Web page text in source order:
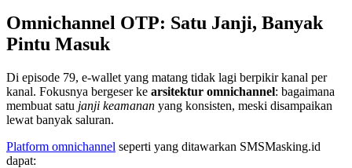
Omnichannel OTP: Satu Janji, Banyak
Pintu Masuk
Di episode 79, e-wallet yang matang tidak lagi berpikir kanal per
kanal. Fokusnya bergeser ke arsitektur omnichannel: bagaimana
membuat satu janji keamanan yang konsisten, meski disampaikan
lewat banyak saluran.
Platform omnichannel seperti yang ditawarkan SMSMasking.id
dapat: